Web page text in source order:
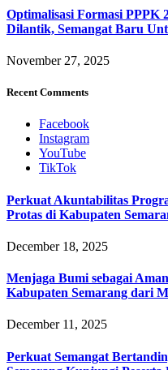
Optimalisasi Formasi PPPK
Dilantik, Semangat Baru
November 27, 2025
Recent Comments
Facebook
Instagram
YouTube
TikTok
Perkuat Akuntabilitas
Protas di Kabupaten
December 18, 2025
Menjaga Bumi sebagai
Kabupaten Semarang dari
December 11, 2025
Perkuat Semangat